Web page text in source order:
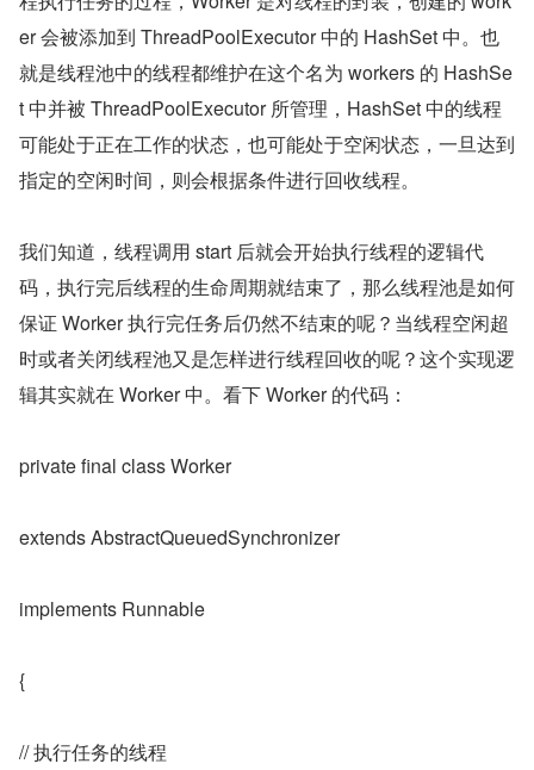
er 会被添加到 ThreadPoolExecutor 中的 HashSet 中。也
就是线程池中的线程都维护在这个名为 workers 的 HashSe
t 中并被 ThreadPoolExecutor 所管理，HashSet 中的线程
可能处于正在工作的状态，也可能处于空闲状态，一旦达到
指定的空闲时间，则会根据条件进行回收线程。
我们知道，线程调用 start 后就会开始执行线程的逻辑代
码，执行完后线程的生命周期就结束了，那么线程池是如何
保证 Worker 执行完任务后仍然不结束的呢？当线程空闲超
时或者关闭线程池又是怎样进行线程回收的呢？这个实现逻
辑其实就在 Worker 中。看下 Worker 的代码：
private final class Worker
extends AbstractQueuedSynchronizer
implements Runnable
{
// 执行任务的线程